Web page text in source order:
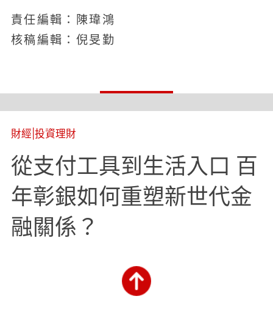
責任編輯：陳瑋鴻
核稿編輯：倪旻勤
財經 投資理財
從支付工具到生活入口 百
年彰銀如何重塑新世代金
融關係？